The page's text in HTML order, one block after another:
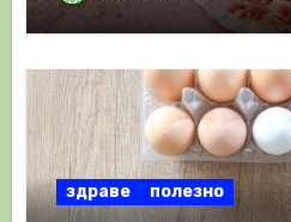
здраве полезно